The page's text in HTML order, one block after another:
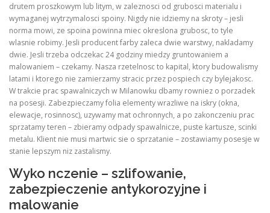
drutem proszkowym lub litym, w zaleznosci od grubosci materialu i
wymaganej wytrzymalosci spoiny. Nigdy nie idziemy na skroty – jesli
norma mowi, ze spoina powinna miec okreslona grubosc, to tyle
wlasnie robimy. Jesli producent farby zaleca dwie warstwy, nakladamy
dwie. Jesli trzeba odczekac 24 godziny miedzy gruntowaniem a
malowaniem – czekamy. Nasza rzetelnosc to kapital, ktory budowalismy
latami i ktorego nie zamierzamy stracic przez pospiech czy bylejakosc.
W trakcie prac spawalniczych w Milanowku dbamy rowniez o porzadek
na posesji. Zabezpieczamy folia elementy wrazliwe na iskry (okna,
elewacje, rosinnosc), uzywamy mat ochronnych, a po zakonczeniu prac
sprzatamy teren – zbieramy odpady spawalnicze, puste kartusze, scinki
metalu. Klient nie musi martwic sie o sprzatanie – zostawiamy posesje w
stanie lepszym niz zastalismy.
Wyko nczenie – szlifowanie,
zabezpieczenie antykorozyjne i
malowanie